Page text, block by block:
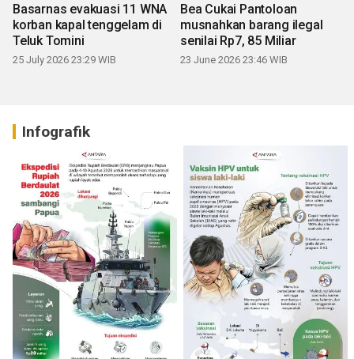
Basarnas evakuasi 11 WNA
korban kapal tenggelam di
Teluk Tomini
25 July 2026 23:29 WIB
Bea Cukai Pantoloan
musnahkan barang ilegal
senilai Rp7, 85 Miliar
23 June 2026 23:46 WIB
Infografik